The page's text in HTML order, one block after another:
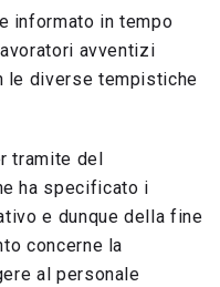
informato in tempo
avventizi
le diverse tempistiche
tramite del
ha specificato i
e dunque della fine
concerne la
al personale